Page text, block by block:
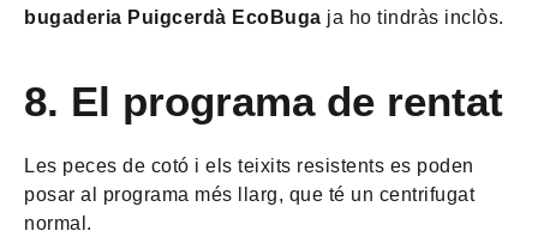
bugaderia Puigcerdà EcoBuga ja ho tindràs inclòs.
8. El programa de rentat
Les peces de cotó i els teixits resistents es poden
posar al programa més llarg, que té un centrifugat
normal.